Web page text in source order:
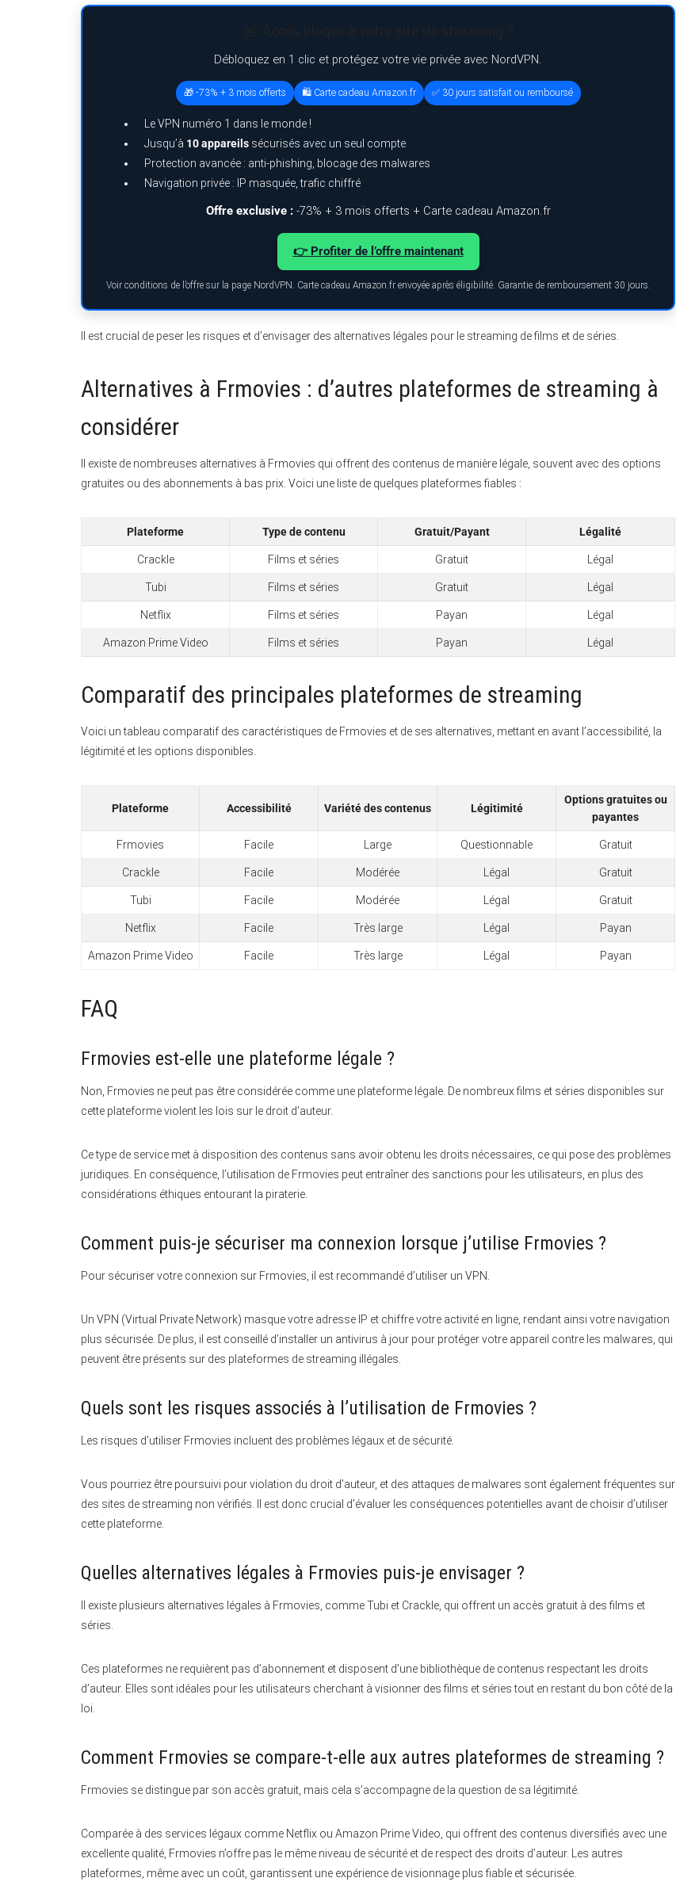
Débloquez en 1 clic et protégez votre vie privée avec NordVPN.
🎁 -73% + 3 mois offerts 🛍️ Carte cadeau Amazon.fr ✅ 30 jours satisfait ou remboursé
Le VPN numéro 1 dans le monde !
Jusqu’à 10 appareils sécurisés avec un seul compte
Protection avancée : anti-phishing, blocage des malwares
Navigation privée : IP masquée, trafic chiffré
Offre exclusive :-73% + 3 mois offerts + Carte cadeau Amazon.fr
👉 Profiter de l’offre maintenant
Voir conditions de l’offre sur la page NordVPN. Carte cadeau Amazon.fr envoyée après éligibilité. Garantie de remboursement 30 jours.
Il est crucial de peser les risques et d’envisager des alternatives légales pour le streaming de films et de séries.
Alternatives à Frmovies : d’autres plateformes de streaming à
considérer
Il existe de nombreuses alternatives à Frmovies qui offrent des contenus de manière légale, souvent avec des options
gratuites ou des abonnements à bas prix. Voici une liste de quelques plateformes fiables :
Plateforme Type de contenu Gratuit/Payant Légalité
Crackle Films et séries Gratuit Légal
Tubi Films et séries Gratuit Légal
Netflix Films et séries Payan Légal
Amazon Prime Video Films et séries Payan Légal
Comparatif des principales plateformes de streaming
Voici un tableau comparatif des caractéristiques de Frmovies et de ses alternatives, mettant en avant l’accessibilité, la
légitimité et les options disponibles.
Plateforme Accessibilité Variété des contenus Légitimité
Options gratuites ou
payantes
Frmovies Facile Large Questionnable Gratuit
Crackle Facile Modérée Légal Gratuit
Tubi Facile Modérée Légal Gratuit
Netflix Facile Très large Légal Payan
Amazon Prime Video Facile Très large Légal Payan
FAQ
Frmovies est-elle une plateforme légale ?
Non, Frmovies ne peut pas être considérée comme une plateforme légale. De nombreux films et séries disponibles sur
cette plateforme violent les lois sur le droit d’auteur.
Ce type de service met à disposition des contenus sans avoir obtenu les droits nécessaires, ce qui pose des problèmes
juridiques. En conséquence, l’utilisation de Frmovies peut entraîner des sanctions pour les utilisateurs, en plus des
considérations éthiques entourant la piraterie.
Comment puis-je sécuriser ma connexion lorsque j’utilise Frmovies ?
Pour sécuriser votre connexion sur Frmovies, il est recommandé d’utiliser un VPN.
Un VPN (Virtual Private Network) masque votre adresse IP et chiffre votre activité en ligne, rendant ainsi votre navigation
plus sécurisée. De plus, il est conseillé d’installer un antivirus à jour pour protéger votre appareil contre les malwares, qui
peuvent être présents sur des plateformes de streaming illégales.
Quels sont les risques associés à l’utilisation de Frmovies ?
Les risques d’utiliser Frmovies incluent des problèmes légaux et de sécurité.
Vous pourriez être poursuivi pour violation du droit d’auteur, et des attaques de malwares sont également fréquentes sur
des sites de streaming non vérifiés. Il est donc crucial d’évaluer les conséquences potentielles avant de choisir d’utiliser
cette plateforme.
Quelles alternatives légales à Frmovies puis-je envisager ?
Il existe plusieurs alternatives légales à Frmovies, comme Tubi et Crackle, qui offrent un accès gratuit à des films et
séries.
Ces plateformes ne requièrent pas d’abonnement et disposent d’une bibliothèque de contenus respectant les droits
d’auteur. Elles sont idéales pour les utilisateurs cherchant à visionner des films et séries tout en restant du bon côté de la
loi.
Comment Frmovies se compare-t-elle aux autres plateformes de streaming ?
Frmovies se distingue par son accès gratuit, mais cela s’accompagne de la question de sa légitimité.
Comparée à des services légaux comme Netflix ou Amazon Prime Video, qui offrent des contenus diversifiés avec une
excellente qualité, Frmovies n’offre pas le même niveau de sécurité et de respect des droits d’auteur. Les autres
plateformes, même avec un coût, garantissent une expérience de visionnage plus fiable et sécurisée.